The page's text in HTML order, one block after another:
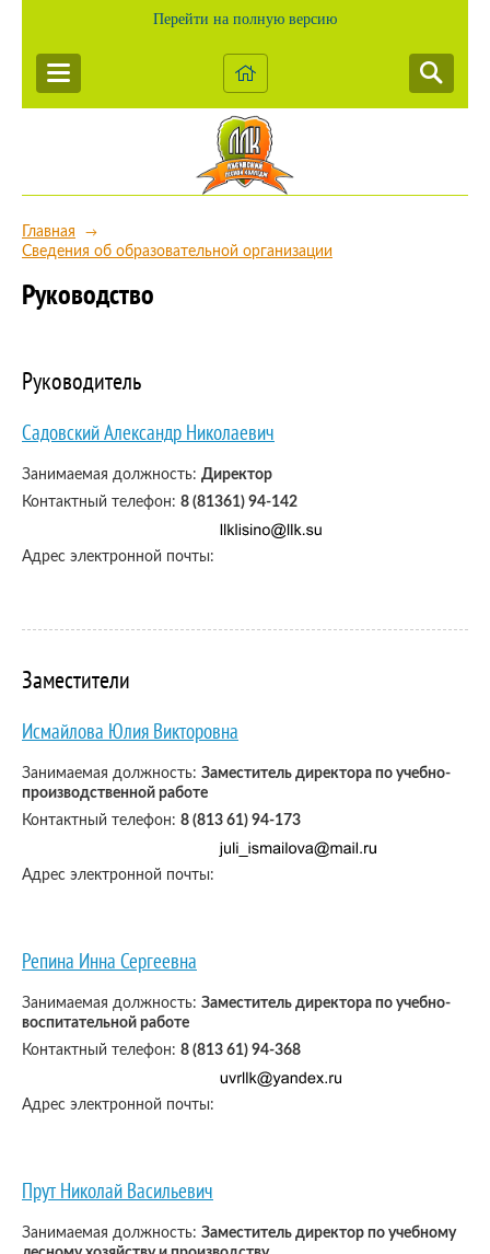
Перейти на полную версию
Главная →
Сведения об образовательной организации
Руководство
Руководитель
Садовский Александр Николаевич
Занимаемая должность: Директор
Контактный телефон: 8 (81361) 94-142
Адрес электронной почты:
Заместители
Исмайлова Юлия Викторовна
Занимаемая должность: Заместитель директора по учебно-
производственной работе
Контактный телефон: 8 (813 61) 94-173
Адрес электронной почты:
Репина Инна Сергеевна
Занимаемая должность: Заместитель директора по учебно-
воспитательной работе
Контактный телефон: 8 (813 61) 94-368
Адрес электронной почты:
Прут Николай Васильевич
Занимаемая должность: Заместитель директор по учебному